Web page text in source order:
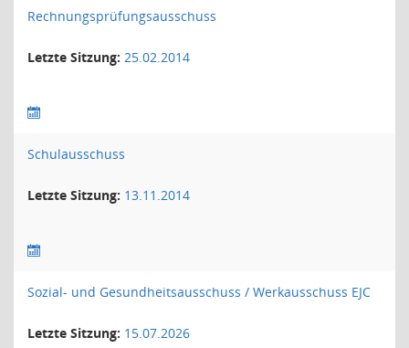
Rechnungsprüfungsausschuss
Letzte Sitzung: 25.02.2014
Schulausschuss
Letzte Sitzung: 13.11.2014
Sozial- und Gesundheitsausschuss / Werkausschuss EJC
Letzte Sitzung: 15.07.2026